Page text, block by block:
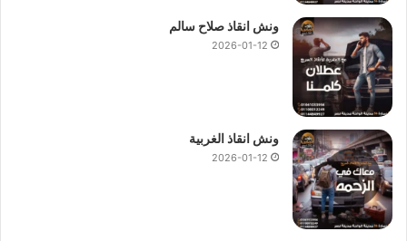
ونش انقاذ صلاح سالم
2026-01-12
ونش انقاذ الغربية
2026-01-12